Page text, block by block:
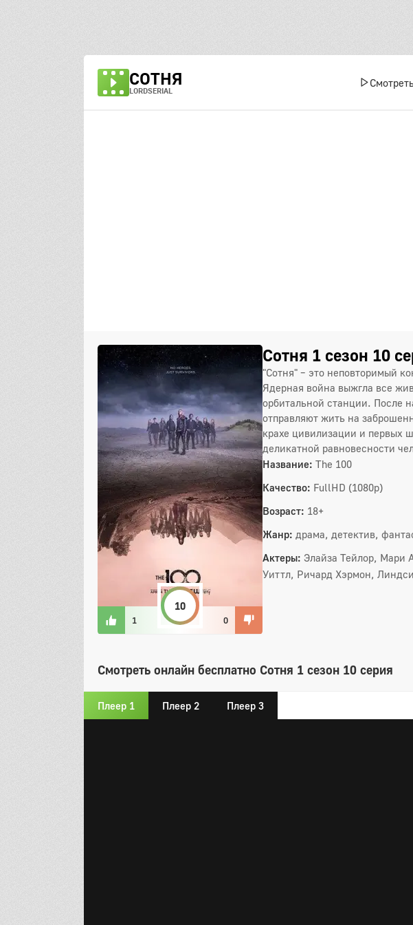
СОТНЯ
LORDSERIAL
1
10
0
Сотня 1 сезон 10
"Сотня" – это неповторимый
Ядерная война выжгла все
орбитальной станции. После
отправляют жить на
крахе цивилизации и первых
деликатной равновесности
Название: The 100
Качество: FullHD (1080p)
Возраст: 18+
Жанр: драма, детектив,
Актеры: Элайза Тейлор, Мари
Уиттл, Ричард Хэрмон,
Смотреть онлайн бесплатно Сотня 1 сезон 10 серия
Плеер 1 Плеер 2 Плеер 3